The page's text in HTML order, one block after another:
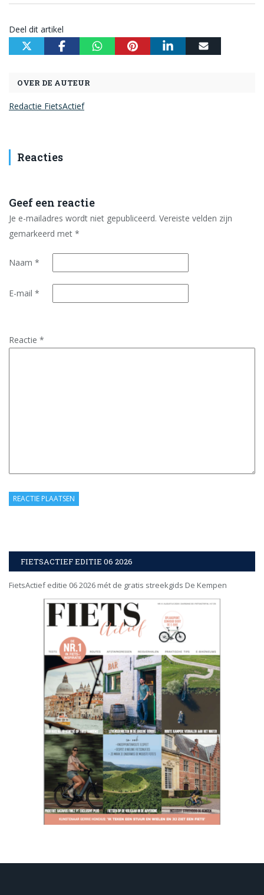
Deel dit artikel
OVER DE AUTEUR
Redactie FietsActief
Reacties
Geef een reactie
Je e-mailadres wordt niet gepubliceerd. Vereiste velden zijn
gemarkeerd met *
Naam *
E-mail *
Reactie *
FIETSACTIEF EDITIE 06 2026
FietsActief editie 06 2026 mét de gratis streekgids De Kempen